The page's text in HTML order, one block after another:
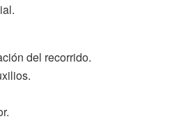
del recorrido.